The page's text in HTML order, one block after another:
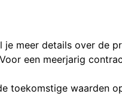
meer details over de
een meerjarig
toekomstige waarden